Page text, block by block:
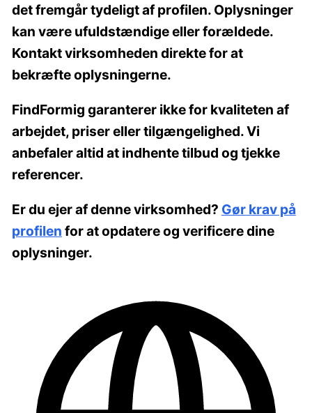
det fremgår tydeligt af profilen. Oplysninger
kan være ufuldstændige eller forældede.
Kontakt virksomheden direkte for at
bekræfte oplysningerne.
FindFormig garanterer ikkefor kvaliteten af
arbejdet, priser eller tilgængelighed. Vi
anbefaler altid at indhente tilbud og tjekke
referencer.
Er du ejer af denne virksomhed? Gør krav på
profilen for at opdatere og verificere dine
oplysninger.